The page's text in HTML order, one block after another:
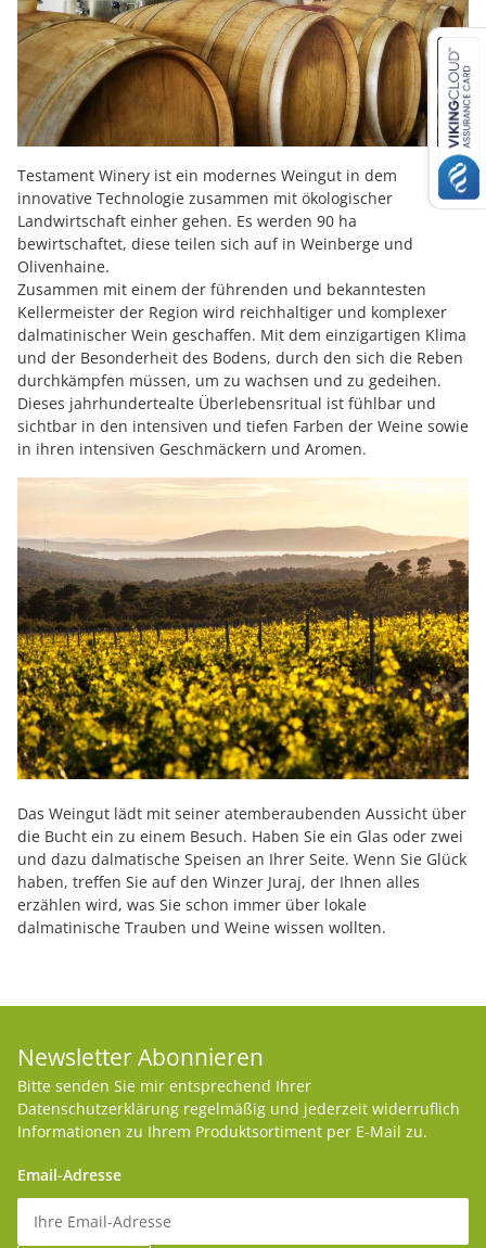
Testament Winery ist ein modernes Weingut in dem
innovative Technologie zusammen mit ökologischer
Landwirtschaft einher gehen. Es werden 90 ha
bewirtschaftet, diese teilen sich auf in Weinberge und
Olivenhaine.
Zusammen mit einem der führenden und bekanntesten
Kellermeister der Region wird reichhaltiger und komplexer
dalmatinischer Wein geschaffen. Mit dem einzigartigen Klima
und der Besonderheit des Bodens, durch den sich die Reben
durchkämpfen müssen, um zu wachsen und zu gedeihen.
Dieses jahrhundertealte Überlebensritual ist fühlbar und
sichtbar in den intensiven und tiefen Farben der Weine sowie
in ihren intensiven Geschmäckern und Aromen.
Das Weingut lädt mit seiner atemberaubenden Aussicht über
die Bucht ein zu einem Besuch. Haben Sie ein Glas oder zwei
und dazu dalmatische Speisen an Ihrer Seite. Wenn Sie Glück
haben, treffen Sie auf den Winzer Juraj, der Ihnen alles
erzählen wird, was Sie schon immer über lokale
dalmatinische Trauben und Weine wissen wollten.
Newsletter Abonnieren
Bitte senden Sie mir entsprechend Ihrer
Datenschutzerklärung regelmäßig und jederzeit widerruflich
Informationen zu Ihrem Produktsortiment per E-Mail zu.
Email-Adresse